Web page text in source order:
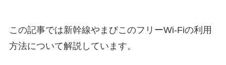
この記事では新幹線やまびこのフリーWi-Fiの利用
方法について解説しています。